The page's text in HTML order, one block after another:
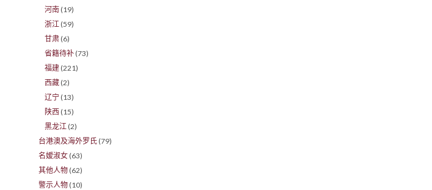
河南 (19)
浙江 (59)
甘肃 (6)
省籍待补 (73)
福建 (221)
西藏 (2)
辽宁 (13)
陕西 (15)
黑龙江 (2)
台港澳及海外罗氏 (79)
名嫒淑女 (63)
其他人物 (62)
警示人物 (10)